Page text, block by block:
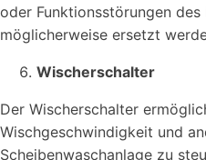
oder Funktionsstörungen
möglicherweise ersetzt
Wischerschalter
Der Wischerschalter
Wischgeschwindigkeit und
Scheibenwaschanlage zu